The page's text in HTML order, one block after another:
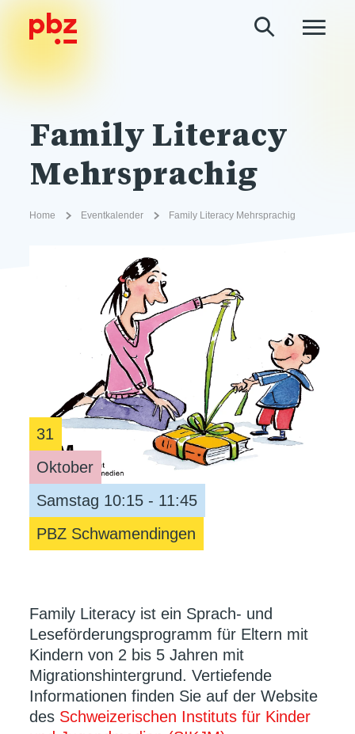
Family Literacy
Mehrsprachig
Home Eventkalender Family Literacy Mehrsprachig
31
Oktober
Samstag 10:15 - 11:45
PBZ Schwamendingen
Family Literacy ist ein Sprach- und
Leseförderungsprogramm für Eltern mit
Kindern von 2 bis 5 Jahren mit
Migrationshintergrund. Vertiefende
Informationen finden Sie auf der Website
des Schweizerischen Instituts für Kinder